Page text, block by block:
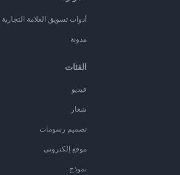
أدوات تسويق العلامة التجارية
مدونة
الفئات
فيديو
شعار
تصميم رسومات
موقع إلكتروني
نموذج